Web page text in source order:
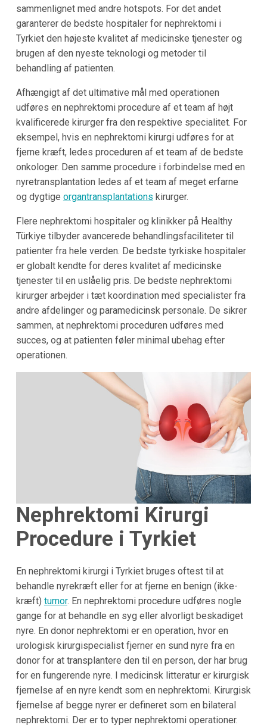
sammenlignet med andre hotspots. For det andet
garanterer de bedste hospitaler for nephrektomi i
Tyrkiet den højeste kvalitet af medicinske tjenester og
brugen af den nyeste teknologi og metoder til
behandling af patienten.
Afhængigt af det ultimative mål med operationen
udføres en nephrektomi procedure af et team af højt
kvalificerede kirurger fra den respektive specialitet. For
eksempel, hvis en nephrektomi kirurgi udføres for at
fjerne kræft, ledes proceduren af et team af de bedste
onkologer. Den samme procedure i forbindelse med en
nyretransplantation ledes af et team af meget erfarne
og dygtige organtransplantations kirurger.
Flere nephrektomi hospitaler og klinikker på Healthy
Türkiye tilbyder avancerede behandlingsfaciliteter til
patienter fra hele verden. De bedste tyrkiske hospitaler
er globalt kendte for deres kvalitet af medicinske
tjenester til en uslåelig pris. De bedste nephrektomi
kirurger arbejder i tæt koordination med specialister fra
andre afdelinger og paramedicinsk personale. De sikrer
sammen, at nephrektomi proceduren udføres med
succes, og at patienten føler minimal ubehag efter
operationen.
Nephrektomi Kirurgi
Procedure i Tyrkiet
En nephrektomi kirurgi i Tyrkiet bruges oftest til at
behandle nyrekræft eller for at fjerne en benign (ikke-
kræft) tumor. En nephrektomi procedure udføres nogle
gange for at behandle en syg eller alvorligt beskadiget
nyre. En donor nephrektomi er en operation, hvor en
urologisk kirurgispecialist fjerner en sund nyre fra en
donor for at transplantere den til en person, der har brug
for en fungerende nyre. I medicinsk litteratur er kirurgisk
fjernelse af en nyre kendt som en nephrektomi. Kirurgisk
fjernelse af begge nyrer er defineret som en bilateral
nephrektomi. Der er to typer nephrektomi operationer.